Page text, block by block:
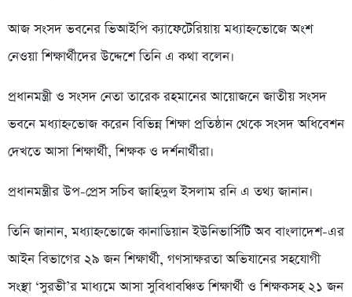
আজ সংসদ ভবনের ভিআইপি ক্যাফেটেরিয়ায় মধ্যাহ্নভোজে অংশ
নেওয়া শিক্ষার্থীদের উদ্দেশে তিনি এ কথা বলেন।
প্রধানমন্ত্রী ও সংসদ নেতা তারেক রহমানের আয়োজনে জাতীয় সংসদ
ভবনে মধ্যাহ্নভোজ করেন বিভিন্ন শিক্ষা প্রতিষ্ঠান থেকে সংসদ অধিবেশন
দেখতে আসা শিক্ষার্থী, শিক্ষক ও দর্শনার্থীরা।
প্রধানমন্ত্রীর উপ-প্রেস সচিব জাহিদুল ইসলাম রনি এ তথ্য জানান।
তিনি জানান, মধ্যাহ্নভোজে কানাডিয়ান ইউনিভার্সিটি অব বাংলাদেশ-এর
আইন বিভাগের ২৯ জন শিক্ষার্থী, গণসাক্ষরতা অভিযানের সহযোগী
সংস্থা ‘সুরভী’র মাধ্যমে আসা সুবিধাবঞ্চিত শিক্ষার্থী ও শিক্ষকসহ ২১ জন